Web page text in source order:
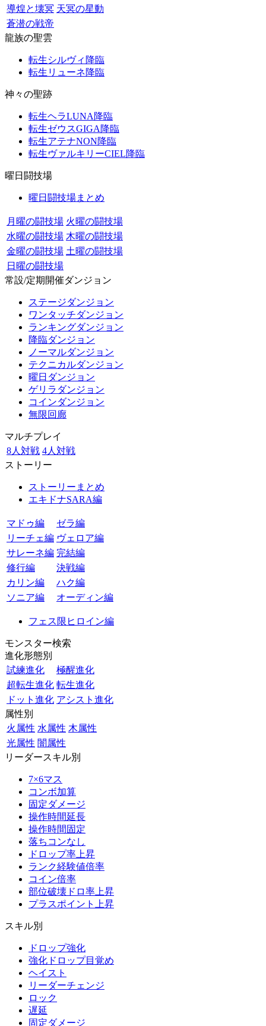
導煌と壊冥 天冥の星動
蒼潜の戦帝
龍族の聖雲
転生シルヴィ降臨
転生リューネ降臨
神々の聖跡
転生ヘラLUNA降臨
転生ゼウスGIGA降臨
転生アテナNON降臨
転生ヴァルキリーCIEL降臨
曜日闘技場
曜日闘技場まとめ
月曜の闘技場 火曜の闘技場
水曜の闘技場 木曜の闘技場
金曜の闘技場 土曜の闘技場
日曜の闘技場
常設/定期開催ダンジョン
ステージダンジョン
ワンタッチダンジョン
ランキングダンジョン
降臨ダンジョン
ノーマルダンジョン
テクニカルダンジョン
曜日ダンジョン
ゲリラダンジョン
コインダンジョン
無限回廊
マルチプレイ
8人対戦 4人対戦
ストーリー
ストーリーまとめ
エキドナSARA編
マドゥ編
ゼラ編
リーチェ編 ヴェロア編
サレーネ編 完結編
修行編
決戦編
カリン編
ハク編
ソニア編
オーディン編
フェス限ヒロイン編
モンスター検索
進化形態別
試練進化
極醒進化
超転生進化 転生進化
ドット進化 アシスト進化
属性別
火属性 水属性 木属性
光属性 闇属性
リーダースキル別
7×6マス
コンボ加算
固定ダメージ
操作時間延長
操作時間固定
落ちコンなし
ドロップ率上昇
ランク経験値倍率
コイン倍率
部位破壊ドロ率上昇
プラスポイント上昇
スキル別
ドロップ強化
強化ドロップ目覚め
ヘイスト
リーダーチェンジ
ロック
遅延
固定ダメージ